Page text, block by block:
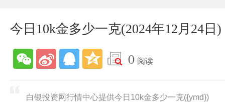
今日10k金多少一克(2024年12月24日)
0 阅读
白银投资网行情中心提供今日10k金多少一克({ymd})